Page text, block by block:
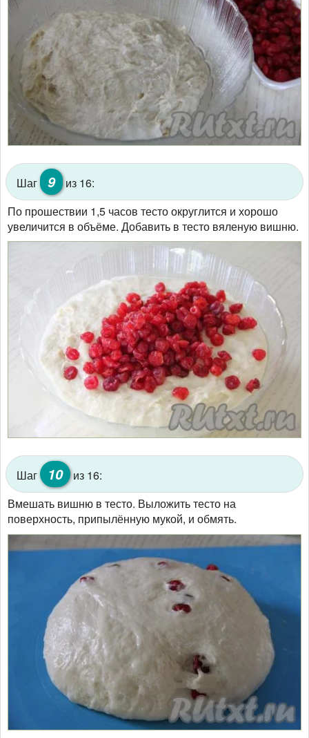
Шаг 9
из 16:
По прошествии 1,5 часов тесто округлится и хорошо
увеличится в объёме. Добавить в тесто вяленую вишню.
Шаг 10 из 16:
Вмешать вишню в тесто. Выложить тесто на
поверхность, припылённую мукой, и обмять.